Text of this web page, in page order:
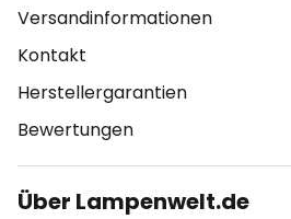
Versandinformationen
Kontakt
Herstellergarantien
Bewertungen
Über Lampenwelt.de